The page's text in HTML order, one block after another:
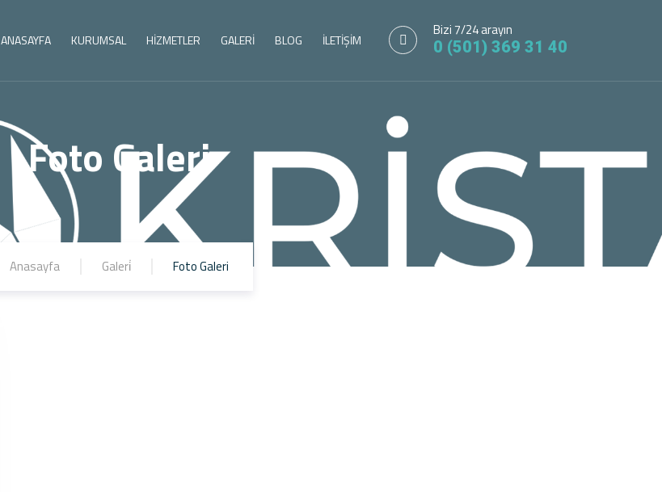
ANASAYFA KURUMSAL HİZMETLER GALERİ BLOG İLETİŞİM
Bizi 7/24 arayın
0 (501) 369 31 40
Foto Galeri
Anasayfa Galeri̇ Foto Galeri